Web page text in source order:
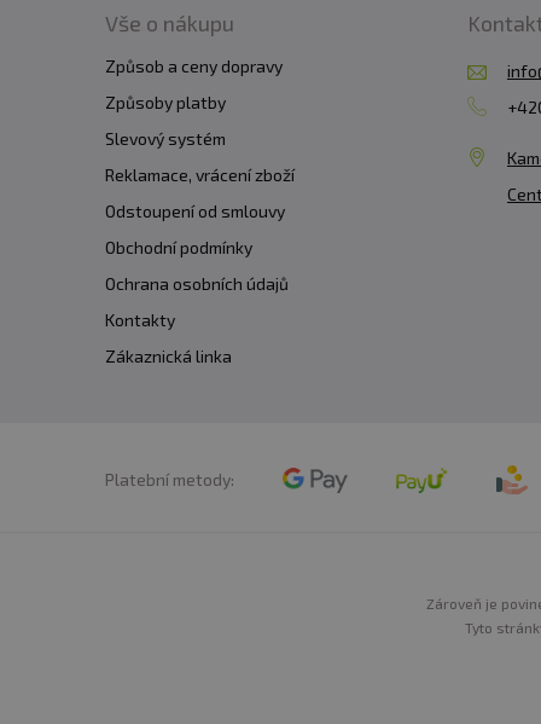
Vše o nákupu
Způsob a ceny dopravy
Způsoby platby
Slevový systém
Reklamace, vrácení zboží
Odstoupení od smlouvy
Obchodní podmínky
Ochrana osobních údajů
Kontakty
Zákaznická linka
Platební metody:
Zároveň je
Tyto